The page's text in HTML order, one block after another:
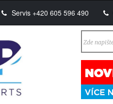
Servis +420 605 596 490